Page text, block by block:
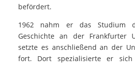
befördert.
1962 nahm er das Studium
Geschichte an der Frankfurter
setzte es anschließend an der
fort. Dort spezialisierte er